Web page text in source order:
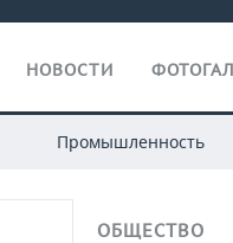
НОВОСТИ
Промышленность
ОБЩЕСТВО